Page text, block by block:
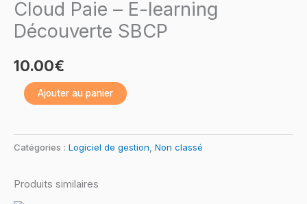
Cloud Paie – E-learning
Découverte SBCP
10.00€
Sage
Business
Paie
Découverte
Ajouter au panier
Catégories : Logiciel de gestion, Non classé
Produits similaires